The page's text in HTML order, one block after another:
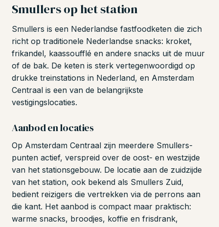
Smullers op het station
Smullers is een Nederlandse fastfoodketen die zich
richt op traditionele Nederlandse snacks: kroket,
frikandel, kaassoufflé en andere snacks uit de muur
of de bak. De keten is sterk vertegenwoordigd op
drukke treinstations in Nederland, en Amsterdam
Centraal is een van de belangrijkste
vestigingslocaties.
Aanbod en locaties
Op Amsterdam Centraal zijn meerdere Smullers-
punten actief, verspreid over de oost- en westzijde
van het stationsgebouw. De locatie aan de zuidzijde
van het station, ook bekend als Smullers Zuid,
bedient reizigers die vertrekken via de perrons aan
die kant. Het aanbod is compact maar praktisch:
warme snacks, broodjes, koffie en frisdrank,